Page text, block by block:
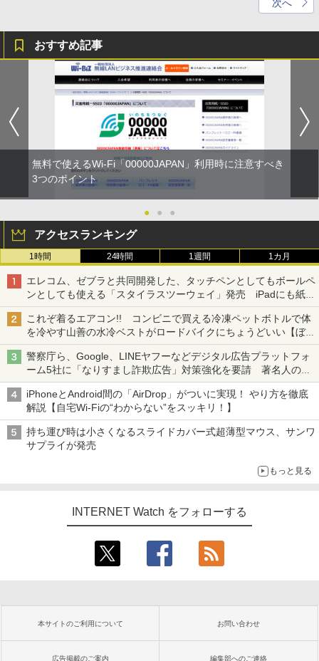
次へ
おすすめ記事
無料で使えるWi-Fi「00000JAPAN」利用時に注意すべき
3つのポイント
● ● ●
アクセスランキング
1時間 24時間 1週間 1カ月
エレコム、ゼブラと共同開発した、タッチペンとしてもボールペ
ンとしても使える「スタイラスツーウェイ」発売 iPadにも紙に
も、持ち替えずに書き込める
これぞ着るエアコン!! コンビニで買える冷凍ペットボトルで体
を冷やす山善の水冷ベストがロードバイクにちょうどいい【ぼっ
ち・ざ・ろーど！その14】【空いた時間でなにしてる？】
警察庁ら、Google、LINEヤフーなどデジタル広告プラットフォ
ーム5社に「なりすまし詐欺広告」対策強化を要請 著名人の写
真や映像を使った投資詐欺などへの対策として
iPhoneとAndroid間の「AirDrop」がついに実現！ やり方を徹底
解説【自宅Wi-Fiの“わからない”をスッキリ！】
持ち運び時は小さくなるスライドカバー式超薄型マウス、サンワ
サプライが発売
もっと見る
INTERNET Watch をフォローする
本サイトのご利用について お問い合わせ
広告掲載のご案内 編集部へのご連絡